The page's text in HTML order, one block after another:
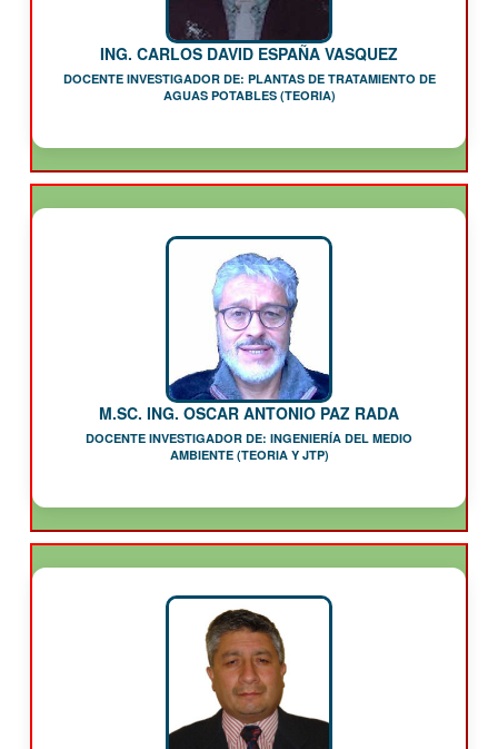
ING. CARLOS DAVID ESPAÑA VASQUEZ
DOCENTE INVESTIGADOR DE: PLANTAS DE TRATAMIENTO DE
AGUAS POTABLES (TEORIA)
M.SC. ING. OSCAR ANTONIO PAZ RADA
DOCENTE INVESTIGADOR DE: INGENIERÍA DEL MEDIO
AMBIENTE (TEORIA Y JTP)